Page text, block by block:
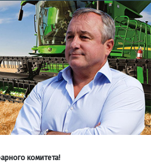
комитета!